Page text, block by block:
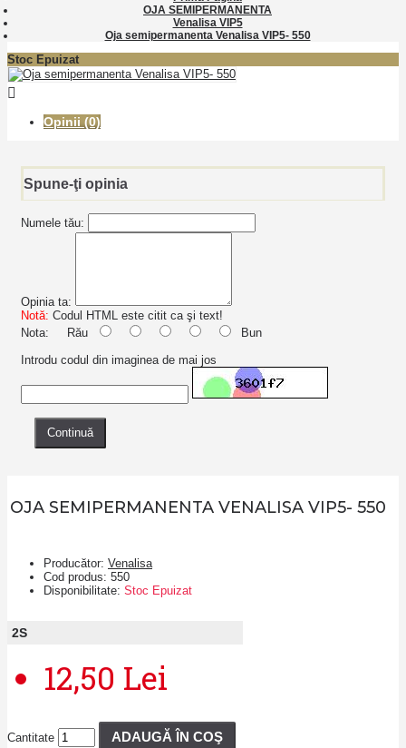
OJA SEMIPERMANENTA
Venalisa VIP5
Oja semipermanenta Venalisa VIP5- 550
Stoc Epuizat
Opinii (0)
Spune-ţi opinia
Numele tău:
Opinia ta:
Notă: Codul HTML este citit ca şi text!
Nota: Rău
Bun
Introdu codul din imaginea de mai jos
Continuă
OJA SEMIPERMANENTA VENALISA VIP5- 550
Producător: Venalisa
Cod produs: 550
Disponibilitate: Stoc Epuizat
2S
12,50 Lei
Cantitate ADAUGĂ ÎN COŞ